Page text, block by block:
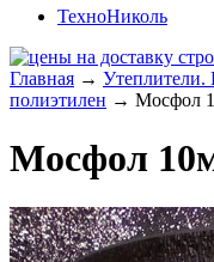
ТехноНиколь
Главная →
полиэтилен → Мосфол
Мосфол